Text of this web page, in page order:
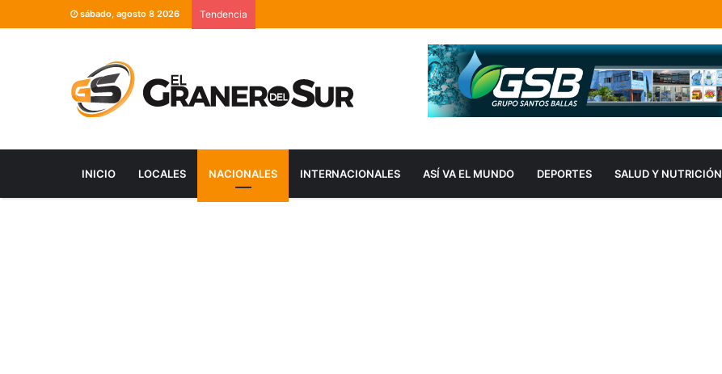
sábado, agosto 8 2026 Tendencia
INICIO LOCALES NACIONALES INTERNACIONALES ASÍ VA EL MUNDO DEPORTES SALUD Y NUTRICIÓN